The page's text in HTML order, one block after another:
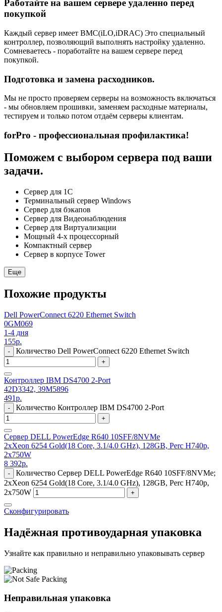
Работайте на вашем сервере удаленно перед
покупкой
Каждый сервер имеет BMC(iLO,iDRAC) Это специальный
контроллер, позволяющий выполнять настройку удаленно.
Сомневаетесь - поработайте на вашем сервере перед
покупкой.
Подготовка и замена расходников.
Мы не просто проверяем серверы на возможность включаться
- мы обновляем прошивки, заменяем расходные материалы,
тестируем и только потом отдаём серверы клиентам.
forPro - профессиональная профилактика!
Поможем с выбором сервера под ваши
задачи.
Сервер для 1С
Терминальный сервер Windows
Сервер для бэкапов
Сервер для Видеонаблюдения
Сервер для Виртуализации
Мощный 4-х процессорный
Компактный сервер
Сервер в корпусе Tower
Еще
Похожие продукты
Dell PowerConnect 6220 Ethernet Switch
0GM069
1-4 дня
155р.
- Количество Dell PowerConnect 6220 Ethernet Switch
+
Контроллер IBM DS4700 2-Port
42D3342, 39M5896
491р.
- Количество Контроллер IBM DS4700 2-Port
+
Сервер DELL PowerEdge R640 10SFF/8NVMe
2xXeon 6254 Gold(18 Core, 3.1/4.0 GHz), 128GB, Perc H740p,
2x750W
8 392р.
-
Количество Сервер DELL PowerEdge R640 10SFF/8NVMe;
2xXeon 6254 Gold(18 Core, 3.1/4.0 GHz), 128GB, Perc H740p,
2x750W
+
Сконфигурировать
Надёжная противоударная упаковка
Узнайте как правильно и неправильно упаковывать сервер
Неправильная упаковка